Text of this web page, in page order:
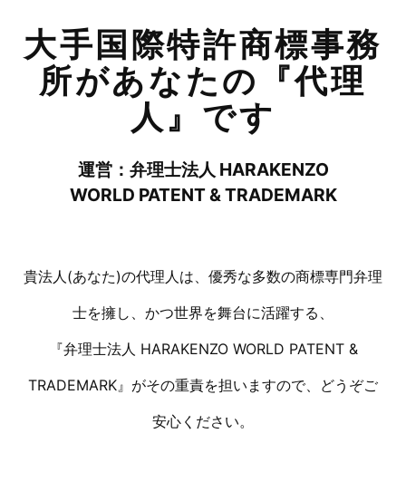
大手国際特許商標事務
所があなたの
『代理
人』 です
運営：弁理士法人 HARAKENZO
WORLD PATENT & TRADEMARK
貴法人(あなた)の代理人は、優秀な多数の商標専門弁理
士を擁し、かつ世界を舞台に活躍する、
『弁理士法人 HARAKENZO WORLD PATENT &
TRADEMARK』がその重責を担いますので、どうぞご
安心ください。